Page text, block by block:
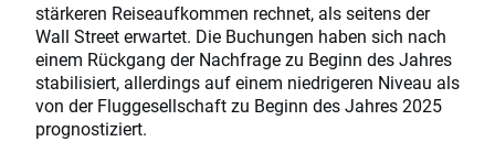
stärkeren Reiseaufkommen rechnet, als seitens der
Wall Street erwartet. Die Buchungen haben sich nach
einem Rückgang der Nachfrage zu Beginn des Jahres
stabilisiert, allerdings auf einem niedrigeren Niveau als
von der Fluggesellschaft zu Beginn des Jahres 2025
prognostiziert.